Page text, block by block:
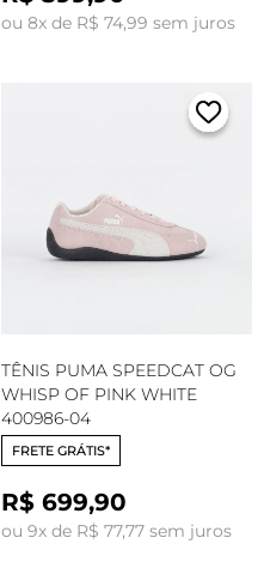
ou 8x de R$ 74,99 sem juros
TÊNIS PUMA SPEEDCAT OG
WHISP OF PINK WHITE
400986-04
FRETE GRÁTIS*
R$ 699,90
ou 9x de R$ 77,77 sem juros